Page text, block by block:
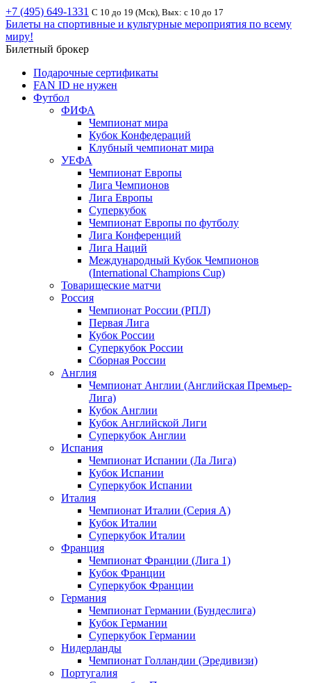
+7 (495) 649-1331 С 10 до 19 (Мск), Вых: с 10 до 17
Билеты на спортивные и культурные мероприятия по всему
миру!
Билетный брокер
Подарочные сертификаты
FAN ID не нужен
Футбол
ФИФА
Чемпионат мира
Кубок Конфедераций
Клубный чемпионат мира
УЕФА
Чемпионат Европы
Лига Чемпионов
Лига Европы
Суперкубок
Чемпионат Европы по футболу
Лига Конференций
Лига Наций
Международный Кубок Чемпионов
(International Champions Cup)
Товарищеские матчи
Россия
Чемпионат России (РПЛ)
Первая Лига
Кубок России
Суперкубок России
Сборная России
Англия
Чемпионат Англии (Английская Премьер-
Лига)
Кубок Англии
Кубок Английской Лиги
Суперкубок Англии
Испания
Чемпионат Испании (Ла Лига)
Кубок Испании
Суперкубок Испании
Италия
Чемпионат Италии (Серия А)
Кубок Италии
Суперкубок Италии
Франция
Чемпионат Франции (Лига 1)
Кубок Франции
Суперкубок Франции
Германия
Чемпионат Германии (Бундеслига)
Кубок Германии
Суперкубок Германии
Нидерланды
Чемпионат Голландии (Эредивизи)
Португалия